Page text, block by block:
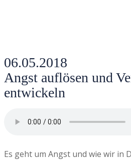
06.05.2018
Angst auflösen und
entwickeln
Es geht um Angst und wie wir in